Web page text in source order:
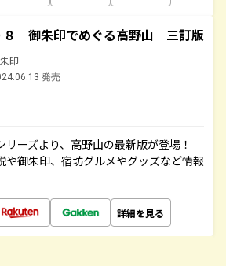
８ 御朱印でめぐる高野山 三訂版
印
発売
リーズより、高野山の最新版が登場！
や御朱印、宿坊グルメやグッズなど情報
詳細を見る